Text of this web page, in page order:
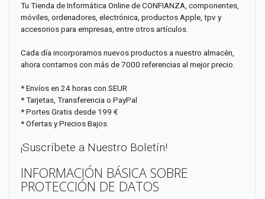
Tu Tienda de Informática Online de CONFIANZA, componentes,
móviles, ordenadores, electrónica, productos Apple, tpv y
accesorios para empresas, entre otros artículos.
Cada día incorporamos nuevos productos a nuestro almacén,
ahora contamos con más de 7000 referencias al mejor precio.
* Envíos en 24 horas con SEUR
* Tarjetas, Transferencia o PayPal
* Portes Gratis desde 199 €
* Ofertas y Precios Bajos
¡Suscríbete a Nuestro Boletín!
INFORMACIÓN BÁSICA SOBRE
PROTECCIÓN DE DATOS